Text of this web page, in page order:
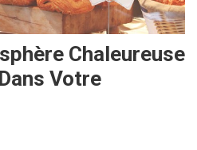
Chaleureuse
Votre